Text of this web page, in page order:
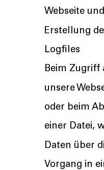
Webseite und
Erstellung
Logfiles
Beim Zugriff
unsere
oder beim
einer Datei,
Daten über
Vorgang in